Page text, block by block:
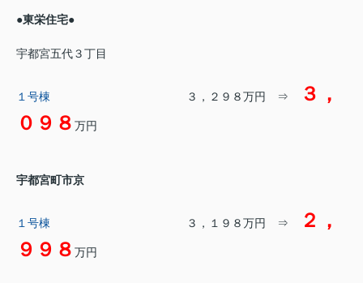
●東栄住宅●
宇都宮五代３丁目
１号棟 ３，２９８万円 ⇒
３，
０９８ 万円
宇都宮町市京
１号棟 ３，１９８万円 ⇒
２，
９９８ 万円